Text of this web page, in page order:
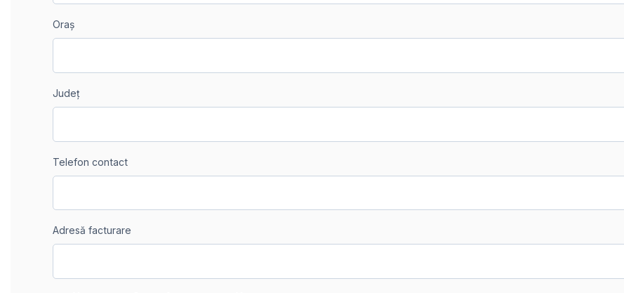
Oraș
Județ
Telefon contact
Adresă facturare